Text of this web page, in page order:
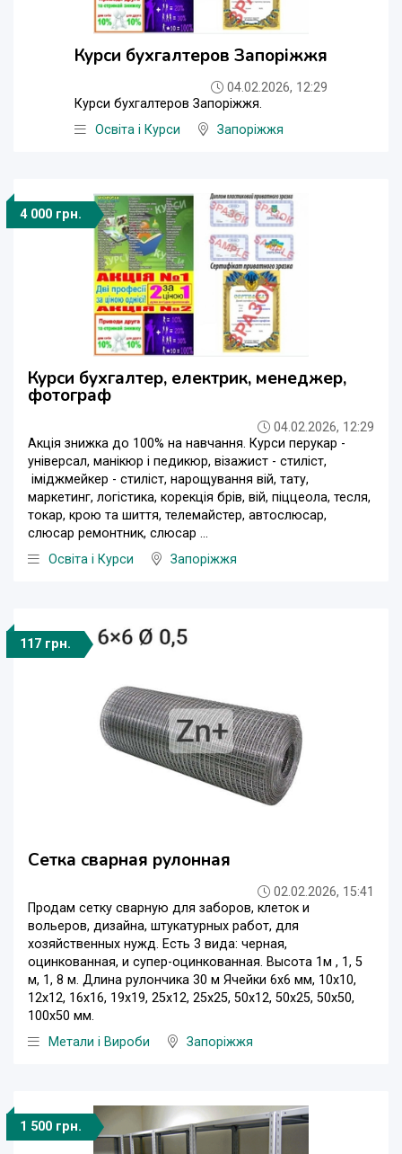
Курси бухгалтеров Запоріжжя
04.02.2026, 12:29
Курси бухгалтеров Запоріжжя.
Освіта і Курси
Запоріжжя
4 000 грн.
Курси бухгалтер, електрик, менеджер,
фотограф
04.02.2026, 12:29
Акція знижка до 100% на навчання. Курси перукар -
універсал, манікюр і педикюр, візажист - стиліст,
іміджмейкер - стиліст, нарощування вій, тату,
маркетинг, логістика, корекція брів, вій, піццеола, тесля,
токар, крою та шиття, телемайстер, автослюсар,
слюсар ремонтник, слюсар ...
Освіта і Курси
Запоріжжя
117 грн.
Сетка сварная рулонная
02.02.2026, 15:41
Продам сетку сварную для заборов, клеток и
вольеров, дизайна, штукатурных работ, для
хозяйственных нужд. Есть 3 вида: черная,
оцинкованная, и супер-оцинкованная. Высота 1м , 1, 5
м, 1, 8 м. Длина рулончика 30 м Ячейки 6х6 мм, 10х10,
12х12, 16х16, 19х19, 25х12, 25х25, 50х12, 50х25, 50х50,
100х50 мм.
Метали і Вироби
Запоріжжя
1 500 грн.